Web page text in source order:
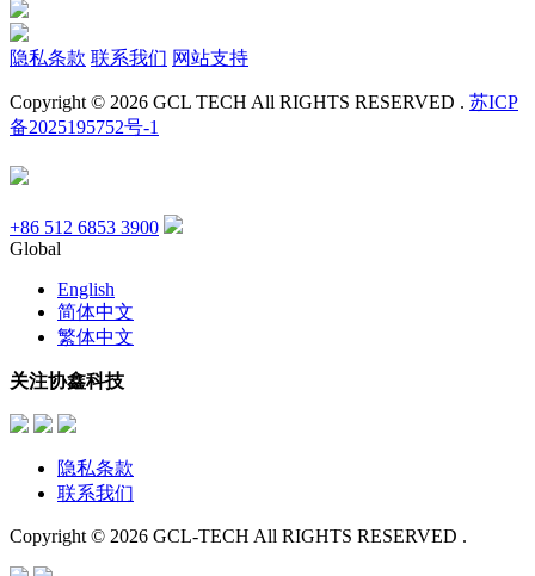
隐私条款 联系我们 网站支持
Copyright © 2026 GCL TECH All RIGHTS RESERVED . 苏ICP
备2025195752号-1
+86 512 6853 3900
Global
English
简体中文
繁体中文
关注协鑫科技
隐私条款
联系我们
Copyright © 2026 GCL-TECH All RIGHTS RESERVED .